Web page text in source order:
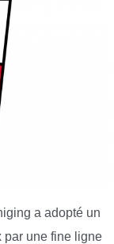
a adopté un
par une fine ligne